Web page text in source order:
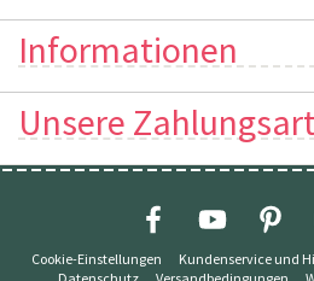
Informationen
Unsere
Cookie-Einstellungen Kundenservice und